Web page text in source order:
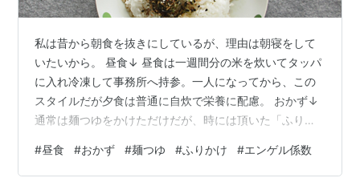
私は昔から朝食を抜きにしているが、理由は朝寝をして
いたいから。 昼食↓ 昼食は一週間分の米を炊いてタッパ
に入れ冷凍して事務所へ持参。一人になってから、この
スタイルだが夕食は普通に自炊で栄養に配慮。 おかず↓
通常は麺つゆをかけただけだが、時には頂いた「ふりか
ケチな訳でもない。お陰でエンゲル係数は極端に低く、
財布のお金が減らないので嬉しい😄 群馬中央ギター学院
#昼食 #おかず #麺つゆ #ふりかけ #エンゲル係数